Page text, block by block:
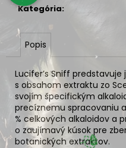
Kategória:
Popis
Lucifer’s Sniff
s obsahom extraktu zo
svojím špecifickým
precíznemu spracovaniu
% celkových alkaloidov a
o zaujímavý kúsok pre
botanických extraktov.
🍃